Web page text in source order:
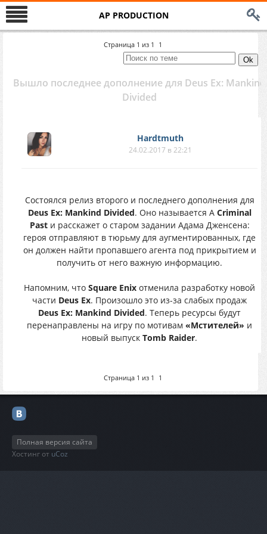
AP PRODUCTION
Страница 1 из 1 1
Вышло последнее дополнение для Deus Ex: Mankind
Divided
Hardtmuth
24.02.2017 в 22:21
Состоялся релиз второго и последнего дополнения для
Deus Ex: Mankind Divided. Оно называется A Criminal
Pastи расскажет о старом задании Адама Дженсена:
героя отправляют в тюрьму для аугментированных, где
он должен найти пропавшего агента под прикрытием и
получить от него важную информацию.
Напомним, что Square Enix отменила разработку новой
части Deus Ex. Произошло это из-за слабых продаж
Deus Ex: Mankind Divided. Теперь ресурсы будут
перенаправлены на игру по мотивам «Мстителей» и
новый выпуск Tomb Raider.
Страница 1 из 1 1
Полная версия сайта
Хостинг от uCoz